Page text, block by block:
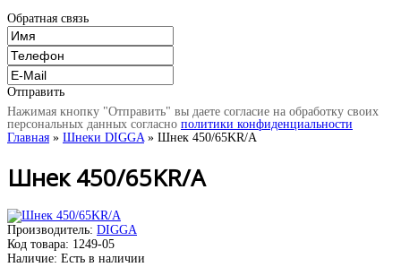
Обратная связь
Отправить
Нажимая кнопку "Отправить" вы даете согласие на обработку своих
персональных данных согласно политики конфиденциальности
Главная » Шнеки DIGGA» Шнек 450/65KR/A
Шнек 450/65KR/A
Производитель: DIGGA
Код товара: 1249-05
Наличие: Есть в наличии